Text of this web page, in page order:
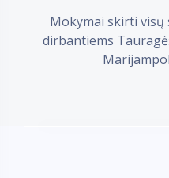
Mokymai skirti visų
dirbantiems